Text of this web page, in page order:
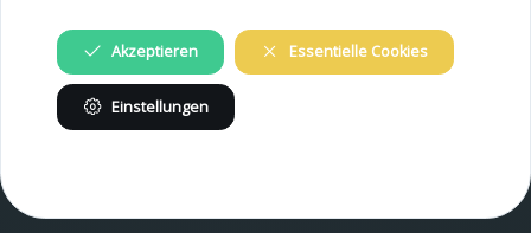
INHALTE
Gedenkstätte
Verein
Akzeptieren Essentielle Cookies
Einstellungen